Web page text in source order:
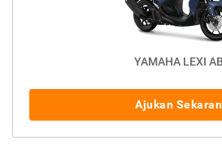
YAMAHA LEXI
Ajukan